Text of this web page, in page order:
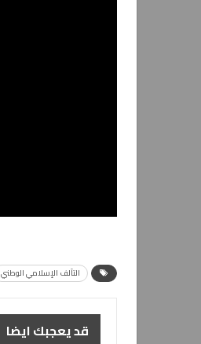
التآلف الإسلامي الوطني
قد يعجبك ايضا